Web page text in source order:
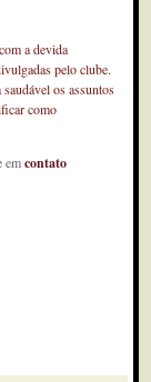
a devida
pelo clube.
os assuntos
como
emcontato